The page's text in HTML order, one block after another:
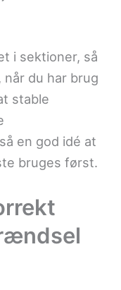
i sektioner, så
du har brug
stable
en god idé at
bruges først.